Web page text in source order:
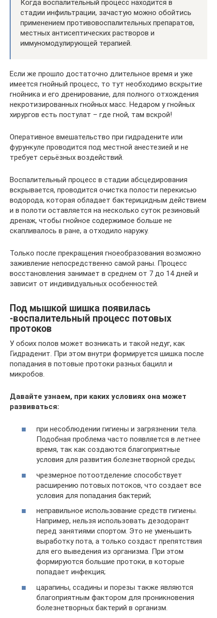
Когда воспалительный процесс находится в
стадии инфильтрации, зачастую можно обойтись
применением противовоспалительных препаратов,
местных антисептических растворов и
иммуномодулирующей терапией.
Если же прошло достаточно длительное время и уже
имеется гнойный процесс, то тут необходимо вскрытие
гнойника и его дренирование, для полного отхождения
некротизированных гнойных масс. Недаром у гнойных
хирургов есть постулат – где гной, там вскрой!
Оперативное вмешательство при гидрадените или
фурункуле проводится под местной анестезией и не
требует серьёзных воздействий.
Воспалительный процесс в стадии абсцедирования
вскрывается, проводится очистка полости перекисью
водорода, которая обладает бактерицидным действием
и в полоти оставляется на несколько суток резиновый
дренаж, чтобы гнойное содержимое больше не
скапливалось в ране, а отходило наружу.
Только после прекращения гноеобразования возможно
заживление непосредственно самой раны. Процесс
восстановления занимает в среднем от 7 до 14 дней и
зависит от индивидуальных особенностей.
Под мышкой шишка появилась
-воспалительный процесс потовых
протоков
У обоих полов может возникать и такой недуг, как
Гидраденит. При этом внутри формируется шишка после
попадания в потовые протоки разных бацилл и
микробов.
Давайте узнаем, при каких условиях она может
развиваться:
при несоблюдении гигиены и загрязнении тела.
Подобная проблема часто появляется в летнее
время, так как создаются благоприятные
условия для развития болезнетворной среды;
чрезмерное потоотделение способствует
расширению потовых потоков, что создает все
условия для попадания бактерий;
неправильное использование средств гигиены.
Например, нельзя использовать дезодорант
перед занятиями спортом. Это не уменьшить
выработку пота, а только создаст препятствия
для его выведения из организма. При этом
формируются большие протоки, в которые
попадает инфекция;
царапины, ссадины и порезы также являются
благоприятным фактором для проникновения
болезнетворных бактерий в организм.